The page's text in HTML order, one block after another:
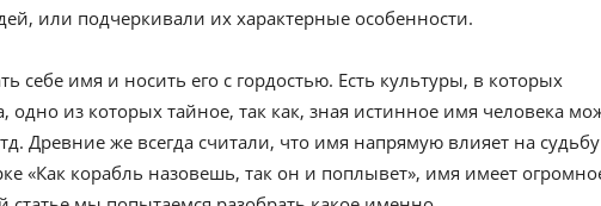
или подчеркивали их характерные особенности.
себе имя и носить его с гордостью. Есть культуры, в которых
одно из которых тайное, так как, зная истинное имя человека
Древние же всегда считали, что имя напрямую влияет на судьбу
«Как корабль назовешь, так он и поплывет», имя имеет